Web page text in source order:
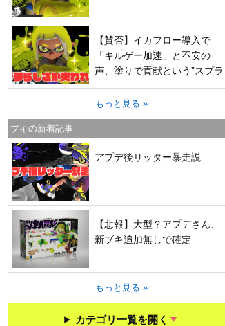
【賛否】イカフロー導入で
「キルゲー加速」と不安の
声、塗りで貢献という”スプラ
らしさ”は失われてしまうのか
もっと見る »
ブキの新着記事
アプデ後リッター暴走説
【悲報】大型？アプデさん、
新ブキ追加無しで確定
もっと見る »
カテゴリ一覧を開く